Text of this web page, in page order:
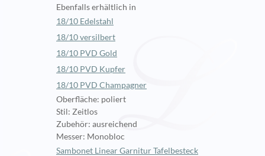
Ebenfalls erhältlich in
18/10 Edelstahl
18/10 versilbert
18/10 PVD Gold
18/10 PVD Kupfer
18/10 PVD Champagner
Oberfläche: poliert
Stil: Zeitlos
Zubehör: ausreichend
Messer: Monobloc
Sambonet Linear Garnitur Tafelbesteck